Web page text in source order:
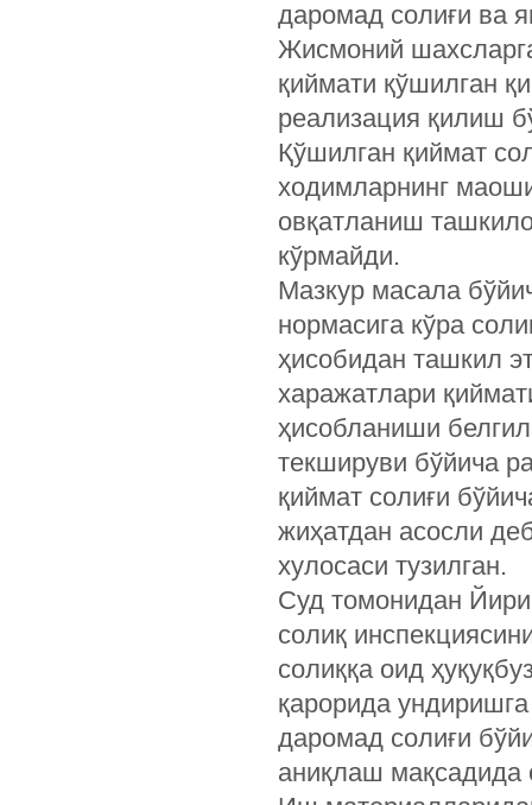
даромад солиғи ва
Жисмоний
қиймати қўшилган
реализация қилиш
Қўшилган қиймат
ходимларнинг
овқатланиш
кўрмайди.
Мазкур масала
нормасига кўра
ҳисобидан ташкил
харажатлари
ҳисобланиши
текшируви бўйича
қиймат солиғи
жиҳатдан асосли
хулосаси тузилган.
Суд томонидан
солиқ
солиққа оид
қарорида
даромад солиғи
аниқлаш мақсадида